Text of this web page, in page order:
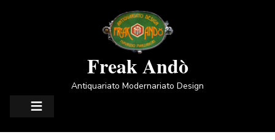
Freak Andò
Antiquariato Modernariato Design